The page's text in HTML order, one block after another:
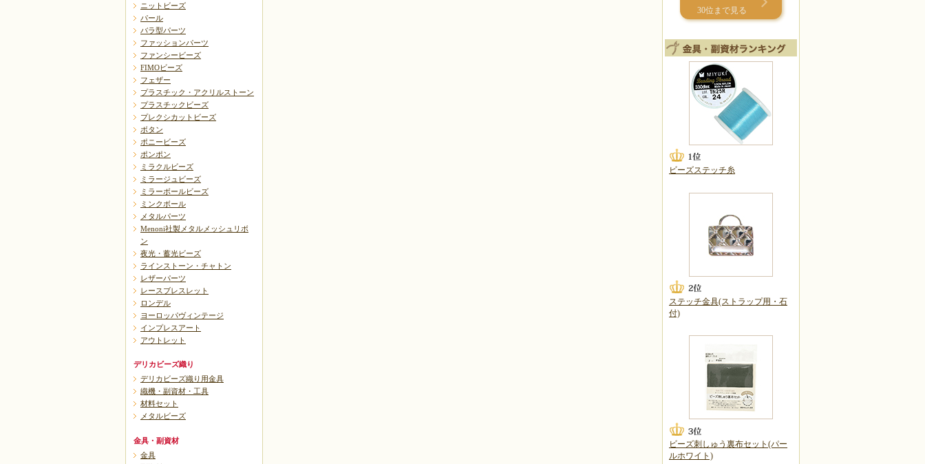
ニットビーズ
パール
バラ型パーツ
ファッションパーツ
ファンシービーズ
FIMOビーズ
フェザー
プラスチック・アクリルストーン
プラスチックビーズ
プレクシカットビーズ
ボタン
ポニービーズ
ポンポン
ミラクルビーズ
ミラージュビーズ
ミラーボールビーズ
ミンクボール
メタルパーツ
Menoni社製メタルメッシュリボ
ン
夜光・蓄光ビーズ
ラインストーン・チャトン
レザーパーツ
レースブレスレット
ロンデル
ヨーロッパヴィンテージ
インプレスアート
アウトレット
デリカビーズ織り
デリカビーズ織り用金具
織機・副資材・工具
材料セット
メタルビーズ
金具・副資材
金具
30位まで見る
ビーズステッチ糸
ステッチ金具(ストラップ用・石
付)
ビーズ刺しゅう裏布セット(パー
ルホワイト)